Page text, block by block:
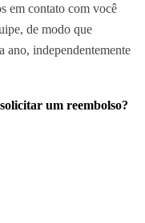
em contato com você
de modo que
ano, independentemente
um reembolso?